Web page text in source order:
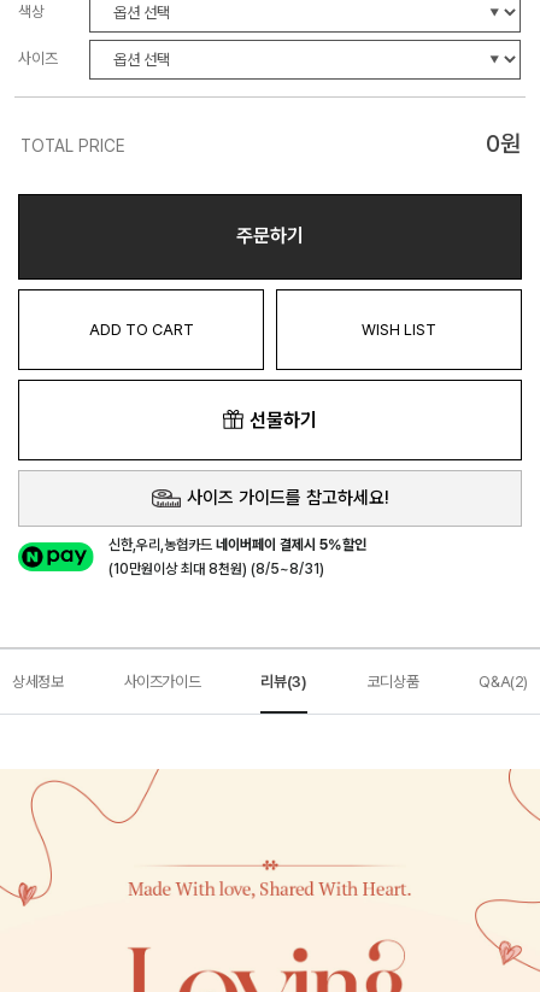
색상
사이즈
TOTAL PRICE 0원
주문하기
ADD TO CART WISH LIST
선물하기
사이즈 가이드를 참고하세요!
신한,우리,농협카드네이버페이 결제시 5%할인
(10만원이상 최대 8천원) (8/5~8/31)
상세정보 사이즈가이드 리뷰(3) 코디상품 Q&A(2)